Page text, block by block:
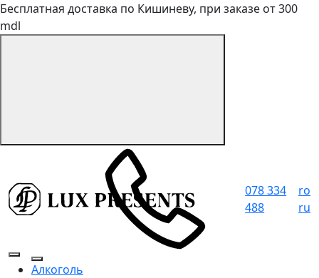
Бесплатная доставка по Кишиневу, при заказе от 300
mdl
078 334
488
ro
ru
Алкоголь